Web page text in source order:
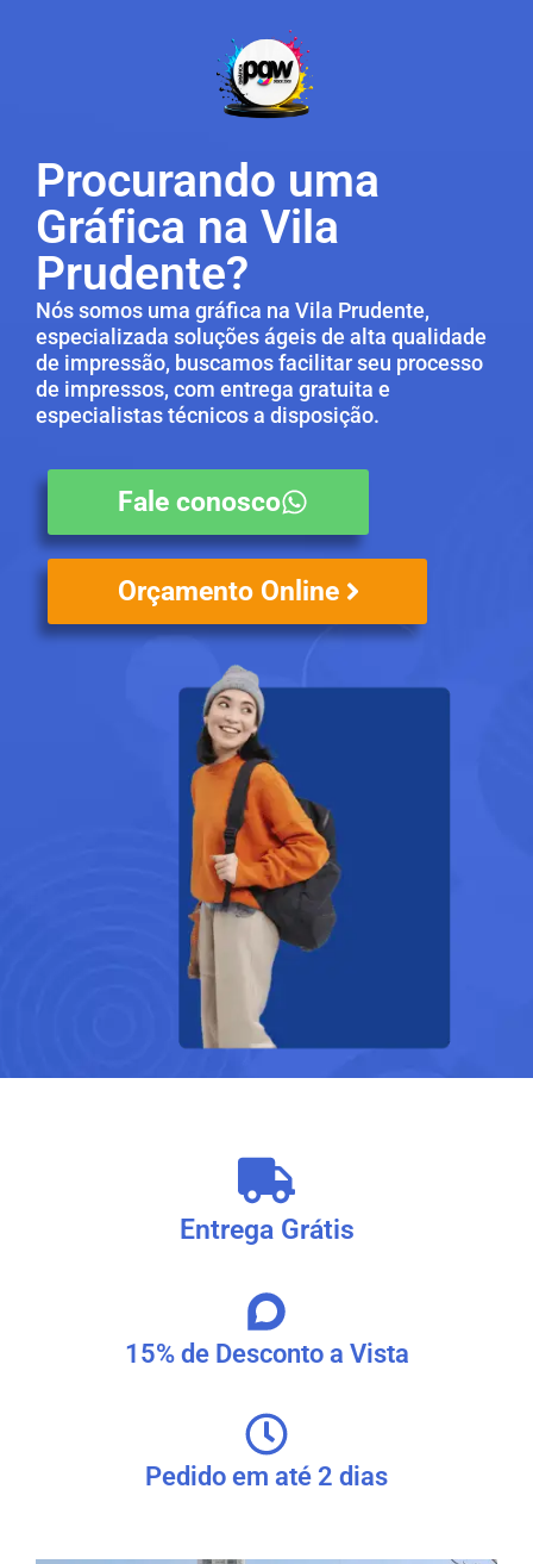
Procurando uma
Gráfica na Vila
Prudente?
Nós somos uma gráfica na Vila Prudente,
especializada soluções ágeis de alta qualidade
de impressão, buscamos facilitar seu processo
de impressos, com entrega gratuita e
especialistas técnicos a disposição.
Fale conosco
Orçamento Online
Entrega Grátis
15% de Desconto a Vista
Pedido em até 2 dias